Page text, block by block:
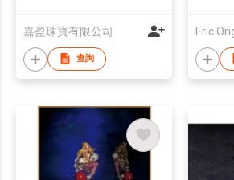
嘉盈珠寶有限公司
查詢